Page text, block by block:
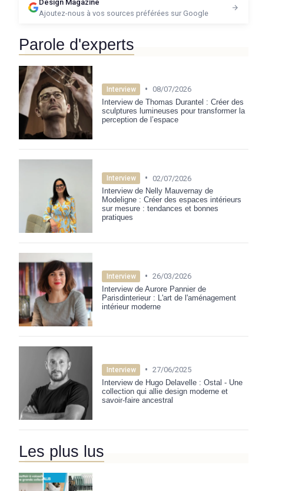
Design Magazine
Ajoutez-nous à vos sources préférées sur Google
Parole d'experts
Interview • 08/07/2026
Interview de Thomas Durantel : Créer des
sculptures lumineuses pour transformer la
perception de l’espace
Interview • 02/07/2026
Interview de Nelly Mauvernay de
Modeligne : Créer des espaces intérieurs
sur mesure : tendances et bonnes
pratiques
Interview • 26/03/2026
Interview de Aurore Pannier de
Parisdinterieur : L'art de l'aménagement
intérieur moderne
Interview • 27/06/2025
Interview de Hugo Delavelle : Ostal - Une
collection qui allie design moderne et
savoir-faire ancestral
Les plus lus